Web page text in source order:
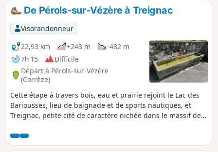
De Pérols-sur-Vézère à Treignac
Visorandonneur
22,93 km
+243 m
-482 m
7h 15
Difficile
Départ à Pérols-sur-Vézère
(Corrèze)
Cette étape à travers bois, eau et prairie rejoint le Lac des
Bariousses, lieu de baignade et de sports nautiques, et
Treignac, petite cité de caractère nichée dans le massif des